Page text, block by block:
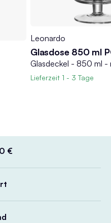
Leonardo
Glasdose 850 ml
Glasdeckel - 850 ml -
Lieferzeit 1 - 3 Tage
€